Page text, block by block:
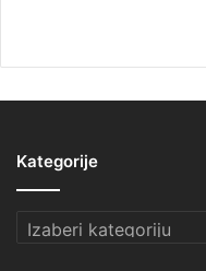
Kategorije
Kategorije